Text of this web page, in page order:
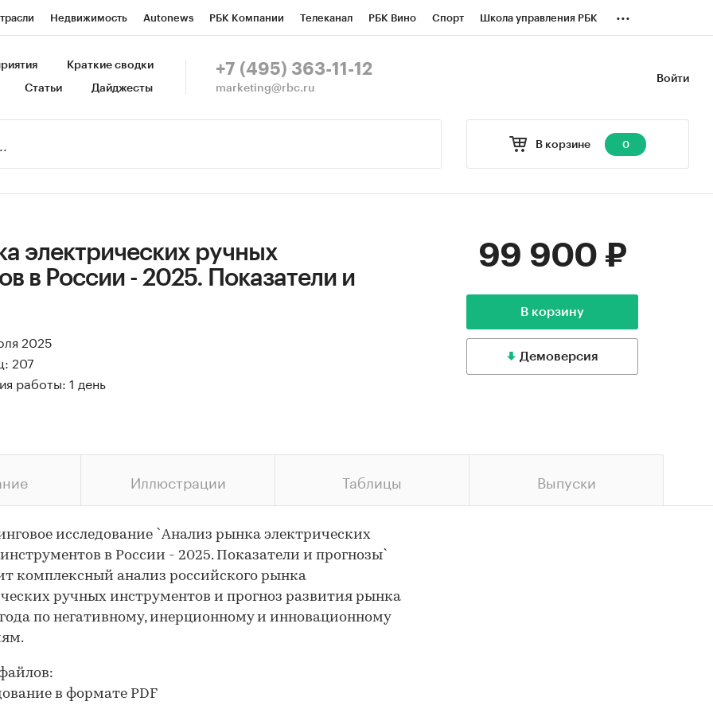
Недвижимость Autonews РБК Компании Телеканал РБК Вино Спорт Школа управления РБК
Спецпроекты СПб Конференции СПб Спецпроекты
...
Войти
Краткие сводки
Статьи Дайджесты
+7 (495) 363-11-12
marketing@rbc.ru
В корзине 0
электрических ручных
в России - 2025. Показатели и
2025
207
работы: 1 день
99 900 ₽
В корзину
Демоверсия
Иллюстрации Таблицы Выпуски
исследование `Анализ рынка электрических
в России - 2025. Показатели и прогнозы`
комплексный анализ российского рынка
ручных инструментов и прогноз развития рынка
по негативному, инерционному и инновационному
в формате PDF